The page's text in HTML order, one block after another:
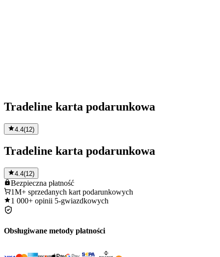
Tradeline karta podarunkowa
4.4(12)
Tradeline karta podarunkowa
4.4(12)
Bezpieczna płatność
1M+ sprzedanych kart podarunkowych
1 000+ opinii 5-gwiazdkowych
Obsługiwane metody płatności